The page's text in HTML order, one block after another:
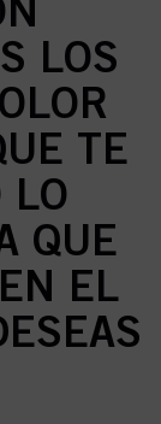
LOS
TE
LO
QUE
EL